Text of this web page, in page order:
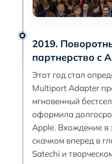
2019.
партнерство с
Этот год стал
Multiport Adapter
мгновенный
оформила
Apple. Вхождение в
скачком вперед в
Satechi и